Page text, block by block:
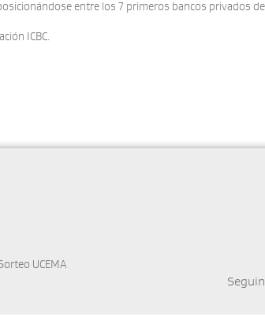
entre los 7 primeros bancos privados
ICBC.
UCEMA